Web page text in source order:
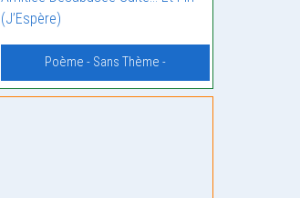
(J’Espère)
Poème - Sans Thème -